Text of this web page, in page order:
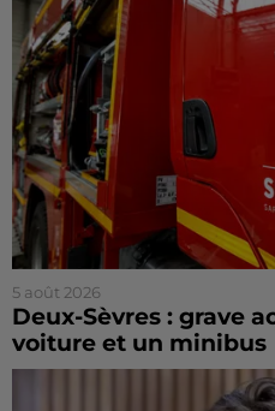
5 août 2026
Deux-Sèvres : grave
voiture et un minibus